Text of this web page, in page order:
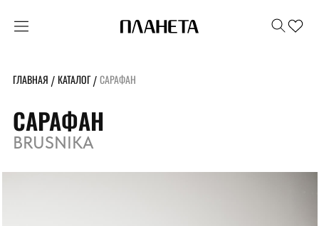
ГЛАВНАЯ / КАТАЛОГ/ САРАФАН
САРАФАН
BRUSNIKA